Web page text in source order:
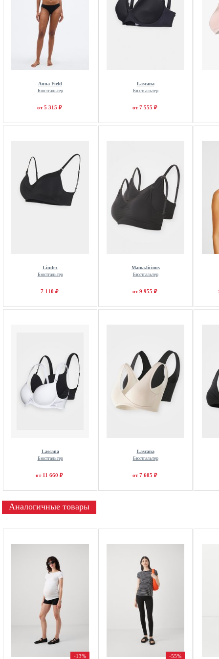
Anna Field
Бюстгальтер
от 5 315 ₽
Lascana
Бюстгальтер
от 7 555 ₽
Lindex
Бюстгальтер
7 110 ₽
Mama.licious
Бюстгальтер
от 9 955 ₽
Lascana
Бюстгальтер
от 11 660 ₽
Lascana
Бюстгальтер
от 7 605 ₽
Аналогичные товары
-13% -55%